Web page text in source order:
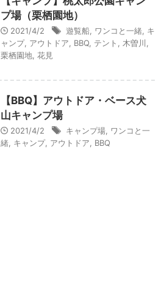
プ場（栗栖園地）
2021/4/2 遊覧船 ワンコと一緒 キ
ャンプ, アウトドア BBQ テント 木曽川
栗栖園地 花見
【BBQ】アウトドア・ベース犬
山キャンプ場
2021/4/2 キャンプ場 ワンコと一
緒 キャンプ, アウトドア BBQ